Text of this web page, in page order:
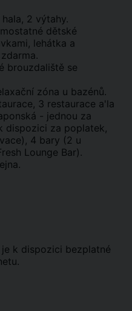
2 výtahy.
dětské
lehátka a
brouzdaliště se
zóna u bazénů.
3 restaurace a'la
- jednou za
dispozici za poplatek,
4 bary (2 u
Lounge Bar).
k dispozici bezplatné